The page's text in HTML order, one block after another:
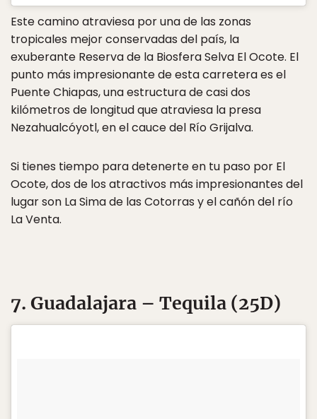
Este camino atraviesa por una de las zonas
tropicales mejor conservadas del país, la
exuberante Reserva de la Biosfera Selva El Ocote. El
punto más impresionante de esta carretera es el
Puente Chiapas, una estructura de casi dos
kilómetros de longitud que atraviesa la presa
Nezahualcóyotl, en el cauce del Río Grijalva.
Si tienes tiempo para detenerte en tu paso por El
Ocote, dos de los atractivos más impresionantes del
lugar son La Sima de las Cotorras y el cañón del río
La Venta.
7. Guadalajara – Tequila (25D)